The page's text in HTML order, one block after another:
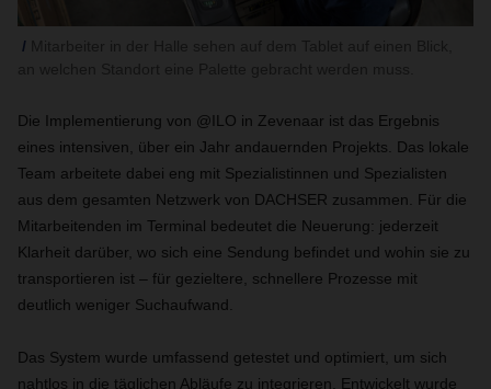
Die Implementierung von @ILO in Zevenaar ist das Ergebnis
eines intensiven, über ein Jahr andauernden Projekts. Das lokale
Team arbeitete dabei eng mit Spezialistinnen und Spezialisten
aus dem gesamten Netzwerk von DACHSER zusammen. Für die
Mitarbeitenden im Terminal bedeutet die Neuerung: jederzeit
Klarheit darüber, wo sich eine Sendung befindet und wohin sie zu
transportieren ist – für gezieltere, schnellere Prozesse mit
deutlich weniger Suchaufwand.
Das System wurde umfassend getestet und optimiert, um sich
nahtlos in die täglichen Abläufe zu integrieren. Entwickelt wurde